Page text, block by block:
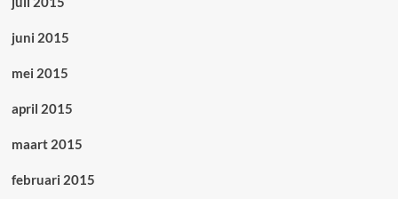
juni 2015
mei 2015
april 2015
maart 2015
februari 2015